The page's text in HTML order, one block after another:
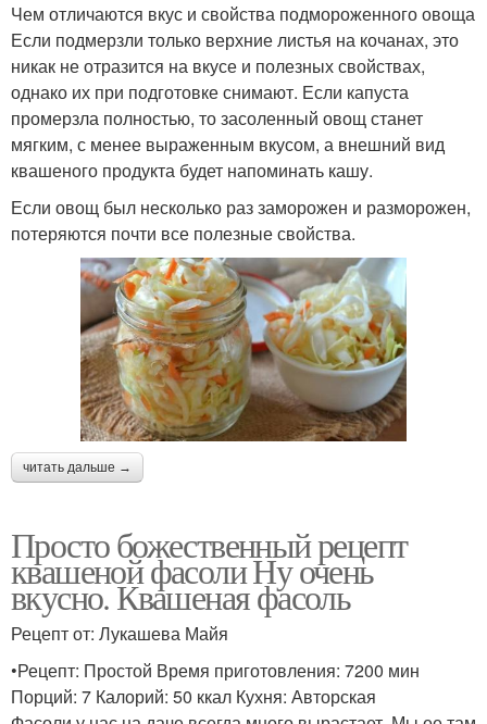
Чем отличаются вкус и свойства подмороженного овоща
Если подмерзли только верхние листья на кочанах, это
никак не отразится на вкусе и полезных свойствах,
однако их при подготовке снимают. Если капуста
промерзла полностью, то засоленный овощ станет
мягким, с менее выраженным вкусом, а внешний вид
квашеного продукта будет напоминать кашу.
Если овощ был несколько раз заморожен и разморожен,
потеряются почти все полезные свойства.
читать дальше →
Просто божественный рецепт
квашеной фасоли Ну очень
вкусно. Квашеная фасоль
Рецепт от: Лукашева Майя
•Рецепт: Простой Время приготовления: 7200 мин
Порций: 7 Калорий: 50 ккал Кухня: Авторская